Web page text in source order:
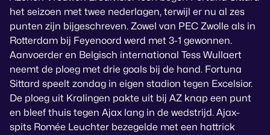
het seizoen met twee nederlagen, terwijl er nu al zes
punten zijn bijgeschreven. Zowel van PEC Zwolle als in
Rotterdam bij Feyenoord werd met 3-1 gewonnen.
Aanvoerder en Belgisch international Tess Wullaert
neemt de ploeg met drie goals bij de hand. Fortuna
Sittard speelt zondag in eigen stadion tegen Excelsior.
De ploeg uit Kralingen pakte uit bij AZ knap een punt
en bleef thuis tegen Ajax lang in de wedstrijd. Ajax-
spits Romée Leuchter bezegelde met een hattrick